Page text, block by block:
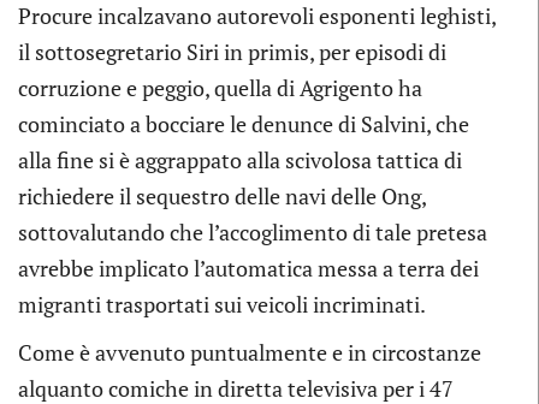
Procure incalzavano autorevoli esponenti leghisti,
il sottosegretario Siri in primis, per episodi di
corruzione e peggio, quella di Agrigento ha
cominciato a bocciare le denunce di Salvini, che
alla fine si è aggrappato alla scivolosa tattica di
richiedere il sequestro delle navi delle Ong,
sottovalutando che l’accoglimento di tale pretesa
avrebbe implicato l’automatica messa a terra dei
migranti trasportati sui veicoli incriminati.
Come è avvenuto puntualmente e in circostanze
alquanto comiche in diretta televisiva per i 47